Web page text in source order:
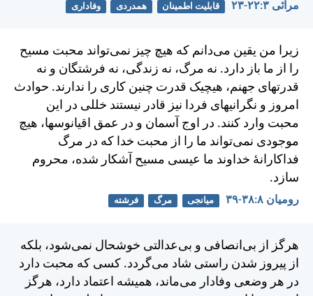
مراثی ۳:‏۲۲-‏۲۳ قابلیت اطمینان همدردی وفاداری
زيرا من يقين می‌دانم كه هيچ چيز نمی‌تواند محبت مسيح
را از ما باز دارد. نه مرگ، نه زندگی، نه فرشتگان و نه
قدرتهای جهنم، هيچيک قدرت چنين كاری را ندارند. حوادث
امروز و نگرانيهای فردا نيز قادر نيستند خللی در اين
محبت وارد كنند. در اوج آسمان و در عمق اقيانوسها، هيچ
موجودی نمی‌تواند ما را از محبت خدا كه در مرگ
فداكارانهٔ خداوند ما عيسی مسيح آشكار شده، محروم
سازد.
رومیان ۸:‏۳۸-‏۳۹ میانجی مرگ فرشته
هرگز از بی‌انصافی و بی‌عدالتی خوشحال نمی‌شود، بلكه
از پيروز شدن راستی شاد می‌گردد. كسی كه محبت دارد
در هر وضعی وفادار می‌ماند، هميشه اعتماد دارد، هرگز